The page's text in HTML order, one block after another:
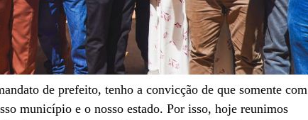
de prefeito, tenho a convicção de que somente com
município e o nosso estado. Por isso, hoje reunimos